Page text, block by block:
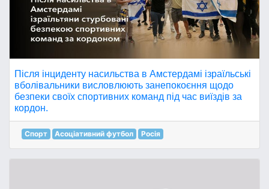
Після інциденту насильства в Амстердамі ізраїльські
вболівальники висловлюють занепокоєння щодо
безпеки своїх спортивних команд під час виїздів за
кордон.
Спорт Асоціативний футбол Росія